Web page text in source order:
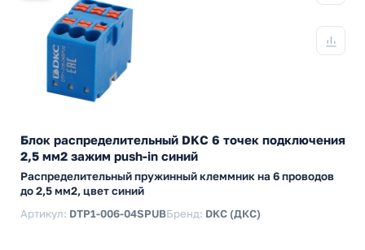
Блок распределительный DKC 6 точек подключения
2,5 мм2 зажим push-in синий
Распределительный пружинный клеммник на 6 проводов
до 2,5 мм2, цвет синий
Артикул: DTP1-006-04SPUBБренд: DKC (ДКС)